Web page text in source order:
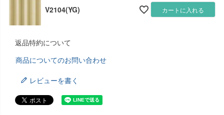
V2104(YG) カートに入れる
返品特約について
商品についてのお問い合わせ
レビューを書く